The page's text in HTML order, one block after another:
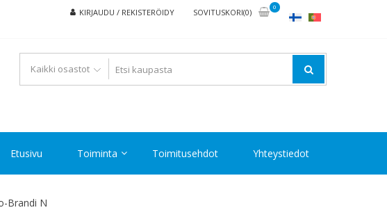
KIRJAUDU / REKISTERÖIDY SOVITUSKORI(0)
0
Etusivu Toiminta Toimitusehdot Yhteystiedot
Brandi N